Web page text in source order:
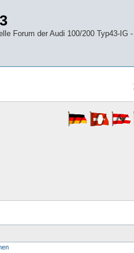
Forum der Audi 100/200 Typ43-IG